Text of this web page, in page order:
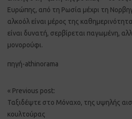
Ευρώπης, από τη Ρωσία μέχρι τη
αλκοόλ είναι μέρος της
είναι δυνατή, σερβίρεται παγωμένη,
μονορούφι.
πηγή-athinorama
Post
navigation
« Previous post:
Ταξιδέψτε στο Μόναχο, της υψηλής
κουλτούρας